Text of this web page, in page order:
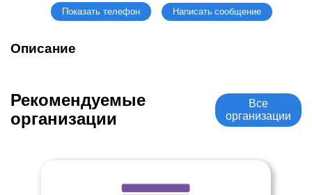
Показать телефон Написать сообщение
Описание
Рекомендуемые
организации
Все
организации